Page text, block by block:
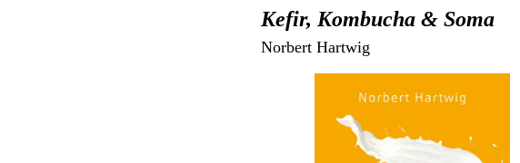
Kefir, Kombucha & Soma
Norbert Hartwig